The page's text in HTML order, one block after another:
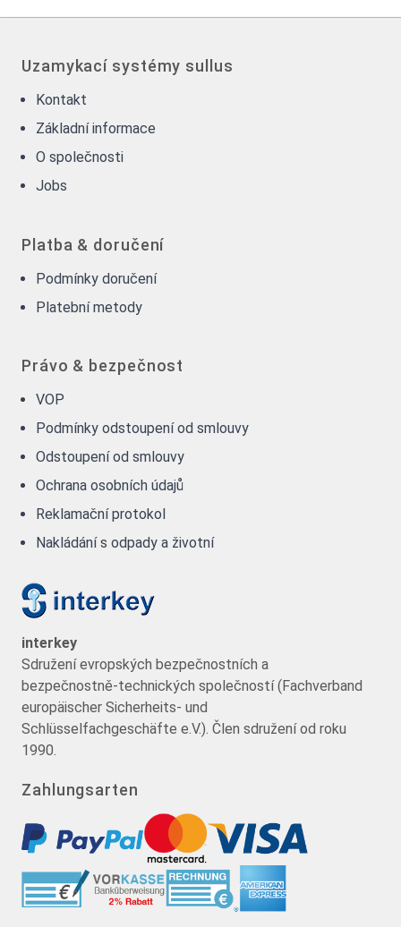
Uzamykací systémy sullus
Kontakt
Základní informace
O společnosti
Jobs
Platba & doručení
Podmínky doručení
Platební metody
Právo & bezpečnost
VOP
Podmínky odstoupení od smlouvy
Odstoupení od smlouvy
Ochrana osobních údajů
Reklamační protokol
Nakládání s odpady a životní
interkey
Sdružení evropských bezpečnostních a
bezpečnostně-technických společností (Fachverband
europäischer Sicherheits- und
Schlüsselfachgeschäfte e.V.). Člen sdružení od roku
1990.
Zahlungsarten